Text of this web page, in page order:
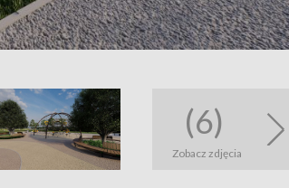
(6)
Zobacz zdjęcia